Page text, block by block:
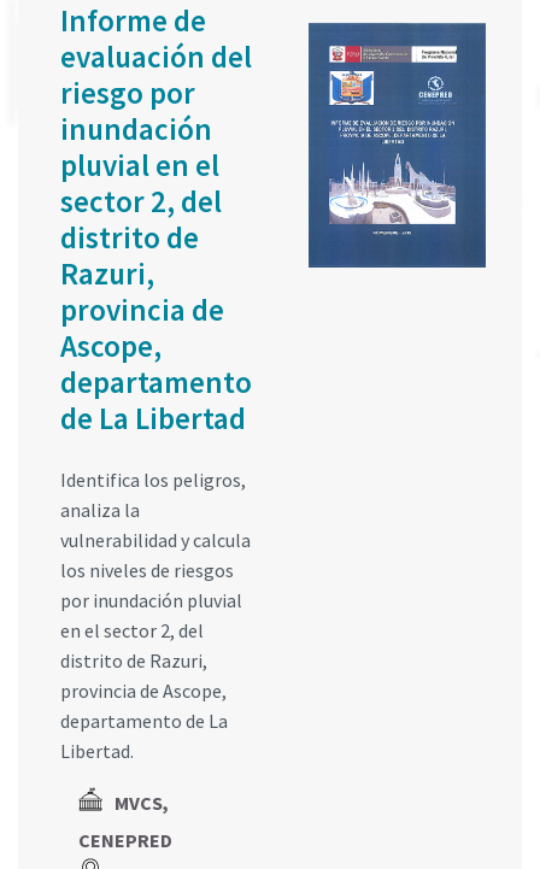
Informe de
evaluación del
riesgo por
inundación
pluvial en el
sector 2, del
distrito de
Razuri,
provincia de
Ascope,
departamento
de La Libertad
Identifica los peligros,
analiza la
vulnerabilidad y calcula
los niveles de riesgos
por inundación pluvial
en el sector 2, del
distrito de Razuri,
provincia de Ascope,
departamento de La
Libertad.
MVCS,
CENEPRED